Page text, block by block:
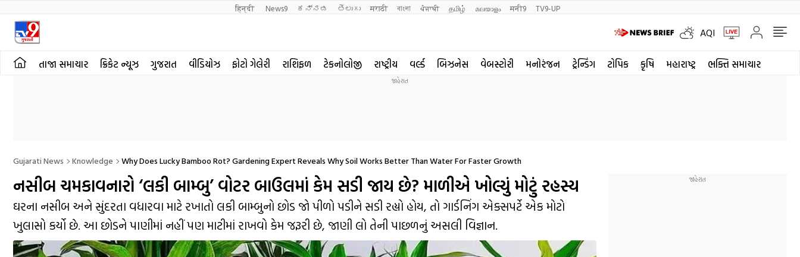
हिन्दी News9 ಕನ್ನಡ తెలుగు मराठी বাংলা ਪੰਜਾਬੀ தமிழ் മലയാളം मनी9 TV9-UP
AQI
તાજા સમાચાર ક્રિકેટ ન્યૂઝ ગુજરાત વીડિયોઝ ફોટો ગેલેરી રાશિફળ ટેકનોલોજી રાષ્ટ્રીય વર્લ્ડ બિઝનેસ વેબસ્ટોરી મનોરંજન ટ્રેન્ડિંગ ટોપિક કૃષિ મહારાષ્ટ્ર ભક્તિ સમાચાર
Gujarati News Knowledge Why Does Lucky Bamboo Rot? Gardening Expert Reveals Why Soil Works Better Than Water For Faster Growth
નસીબ ચમકાવનારો ‘લકી બામ્બુ’ વોટર બાઉલમાં કેમ સડી જાય છે? માળીએ ખોલ્યું મોટું રહસ્ય
ઘરના નસીબ અને સુંદરતા વધારવા માટે રખાતો લકી બામ્બુનો છોડ જો પીળો પડીને સડી રહ્યો હોય, તો ગાર્ડનિંગ એક્સપર્ટે એક મોટો
ખુલાસો કર્યો છે. આ છોડને પાણીમાં નહીં પણ માટીમાં રાખવો કેમ જરૂરી છે, જાણી લો તેની પાછળનું અસલી વિજ્ઞાન.